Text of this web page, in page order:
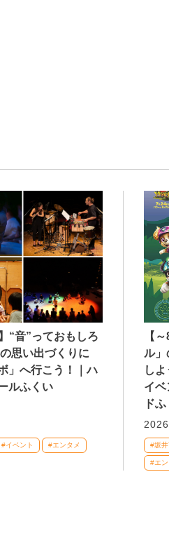
“音”っておもしろ
思い出づくりに
」へ行こう！｜ハ
ルふくい
#イベント #エンタメ
【
ル
し
イ
ド
#坂
#エ